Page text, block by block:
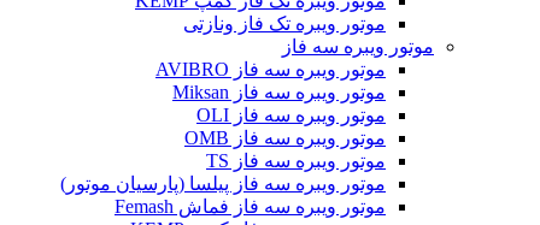
موتور ویبره تک فاز ونازتی
موتور ویبره سه فاز
موتور ویبره سه فاز AVIBRO
موتور ویبره سه فاز Miksan
موتور ویبره سه فاز OLI
موتور ویبره سه فاز OMB
موتور ویبره سه فاز TS
موتور ویبره سه فاز پیلسا (پارسیان موتور)
موتور ویبره سه فاز فماش Femash